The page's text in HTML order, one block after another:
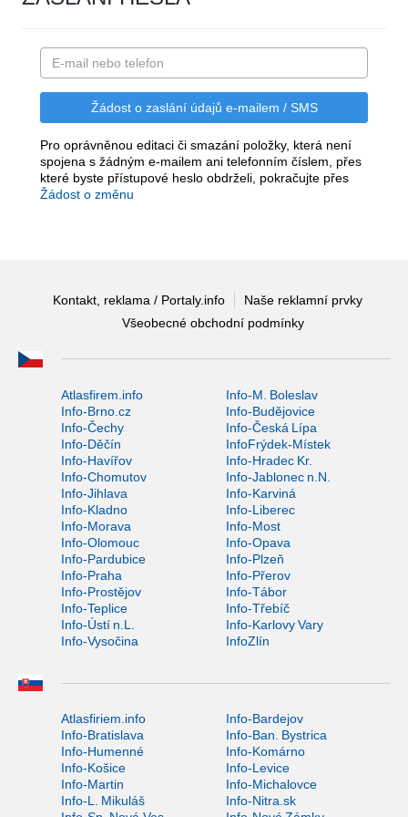
Pro oprávněnou editaci či smazání položky, která není
spojena s žádným e-mailem ani telefonním číslem, přes
které byste přístupové heslo obdrželi, pokračujte přes
Žádost o změnu
Kontakt, reklama / Portaly.info
Naše reklamní prvky
Všeobecné obchodní podmínky
Atlasfirem.info
Info-M. Boleslav
Info-Brno.cz
Info-Budějovice
Info-Čechy
Info-Česká Lípa
Info-Děčín
InfoFrýdek-Místek
Info-Havířov
Info-Hradec Kr.
Info-Chomutov
Info-Jablonec n.N.
Info-Jihlava
Info-Karviná
Info-Kladno
Info-Liberec
Info-Morava
Info-Most
Info-Olomouc
Info-Opava
Info-Pardubice
Info-Plzeň
Info-Praha
Info-Přerov
Info-Prostějov
Info-Tábor
Info-Teplice
Info-Třebíč
Info-Ústí n.L.
Info-Karlovy Vary
Info-Vysočina
InfoZlín
Atlasfiriem.info
Info-Bardejov
Info-Bratislava
Info-Ban. Bystrica
Info-Humenné
Info-Komárno
Info-Košice
Info-Levice
Info-Martin
Info-Michalovce
Info-L. Mikuláš
Info-Nitra.sk